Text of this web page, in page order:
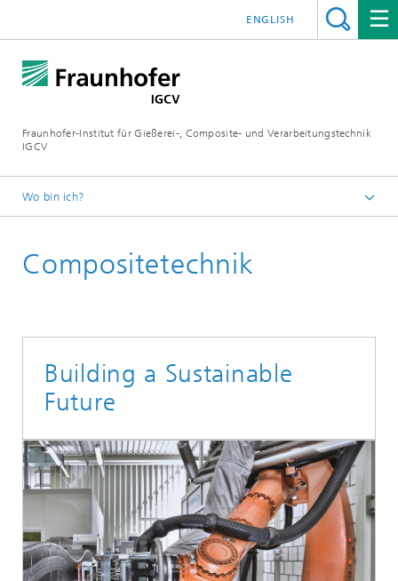
Fraunhofer-Institut für Gießerei-, Composite- und Verarbeitungstechnik
IGCV
ENGLISH
Wo bin ich?
Themen und Technologietransfer
Compositetechnik
Building a Sustainable
Future